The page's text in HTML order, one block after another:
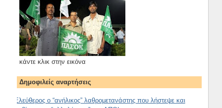
κάντε κλικ στην εικόνα
Δημοφιλείς αναρτήσεις
Ελεύθερος ο “ανήλικος” λαθρομετανάστης που λήστεψε και